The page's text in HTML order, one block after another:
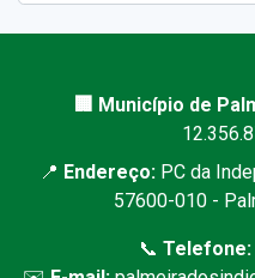
🏢 Município de
📍 Endereço: PC da
57600-010 -
📞 Telefone: